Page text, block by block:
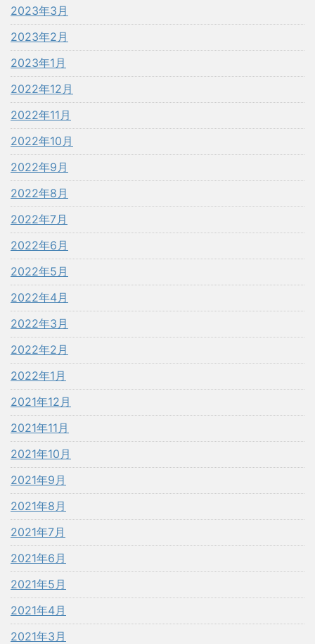
2023年3月
2023年2月
2023年1月
2022年12月
2022年11月
2022年10月
2022年9月
2022年8月
2022年7月
2022年6月
2022年5月
2022年4月
2022年3月
2022年2月
2022年1月
2021年12月
2021年11月
2021年10月
2021年9月
2021年8月
2021年7月
2021年6月
2021年5月
2021年4月
2021年3月